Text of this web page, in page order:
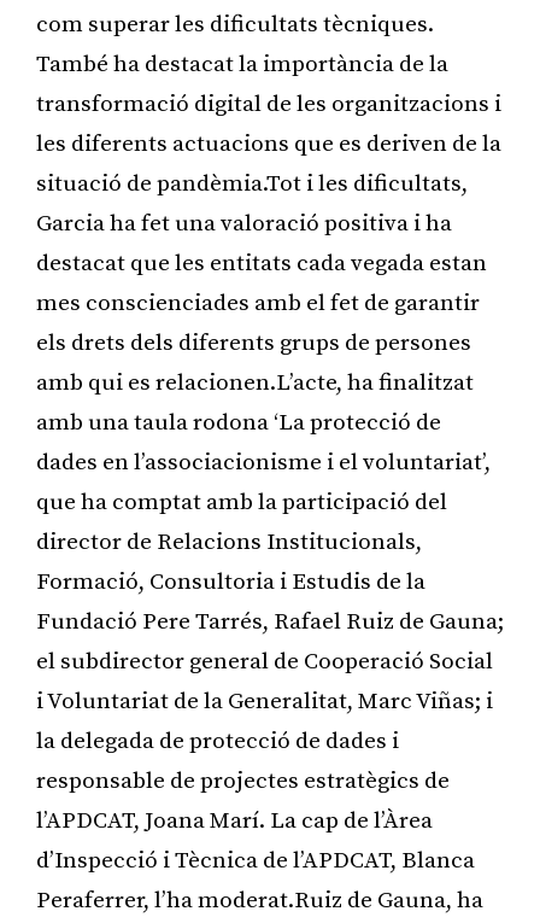
com superar les dificultats tècniques.
També ha destacat la importància de la
transformació digital de les organitzacions i
les diferents actuacions que es deriven de la
situació de pandèmia.Tot i les dificultats,
Garcia ha fet una valoració positiva i ha
destacat que les entitats cada vegada estan
mes conscienciades amb el fet de garantir
els drets dels diferents grups de persones
amb qui es relacionen.L’acte, ha finalitzat
amb una taula rodona ‘La protecció de
dades en l’associacionisme i el voluntariat’,
que ha comptat amb la participació del
director de Relacions Institucionals,
Formació, Consultoria i Estudis de la
Fundació Pere Tarrés, Rafael Ruiz de Gauna;
el subdirector general de Cooperació Social
i Voluntariat de la Generalitat, Marc Viñas; i
la delegada de protecció de dades i
responsable de projectes estratègics de
l’APDCAT, Joana Marí. La cap de l’Àrea
d’Inspecció i Tècnica de l’APDCAT, Blanca
Peraferrer, l’ha moderat.Ruiz de Gauna, ha